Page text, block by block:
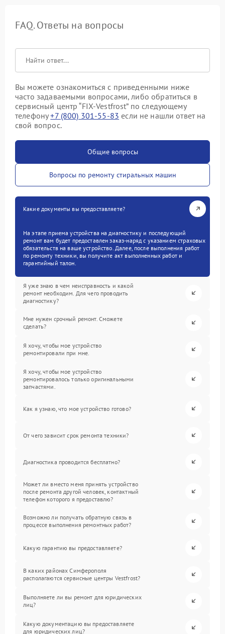
FAQ. Ответы на вопросы
Вы можете ознакомиться с приведенными ниже
часто задаваемыми вопросами, либо обратиться в
сервисный центр “FIX-Vestfrost” по следующему
телефону+7 (800) 301-55-83 если не нашли ответ на
свой вопрос.
Общие вопросы
Вопросы по ремонту стиральных машин
Какие документы вы предоставляете?
На этапе приема устройства на диагностику и последующий
ремонт вам будет предоставлен заказ-наряд с указанием страховых
обязательств на ваше устройство. Далее, после выполнения работ
по ремонту техники, вы получите акт выполненных работ и
гарантийный талон.
Я уже знаю в чем неисправность и какой
ремонт необходим. Для чего проводить
диагностику?
Мне нужен срочный ремонт. Сможете
сделать?
Я хочу, чтобы мое устройство
ремонтировали при мне.
Я хочу, чтобы мое устройство
ремонтировалось только оригинальными
запчастями.
Как я узнаю, что мое устройство готово?
От чего зависит срок ремонта техники?
Диагностика проводится бесплатно?
Может ли вместо меня принять устройство
после ремонта другой человек, контактный
телефон которого я предоставлю?
Возможно ли получать обратную связь в
процессе выполнения ремонтных работ?
Какую гарантию вы предоставляете?
В каких районах Симферополя
располагаются сервисные центры Vestfrost?
Выполняете ли вы ремонт для юридических
лиц?
Какую документацию вы предоставляете
для юридических лиц?